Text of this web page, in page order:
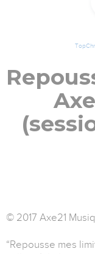
© 2017 Axe21
“Repousse mes